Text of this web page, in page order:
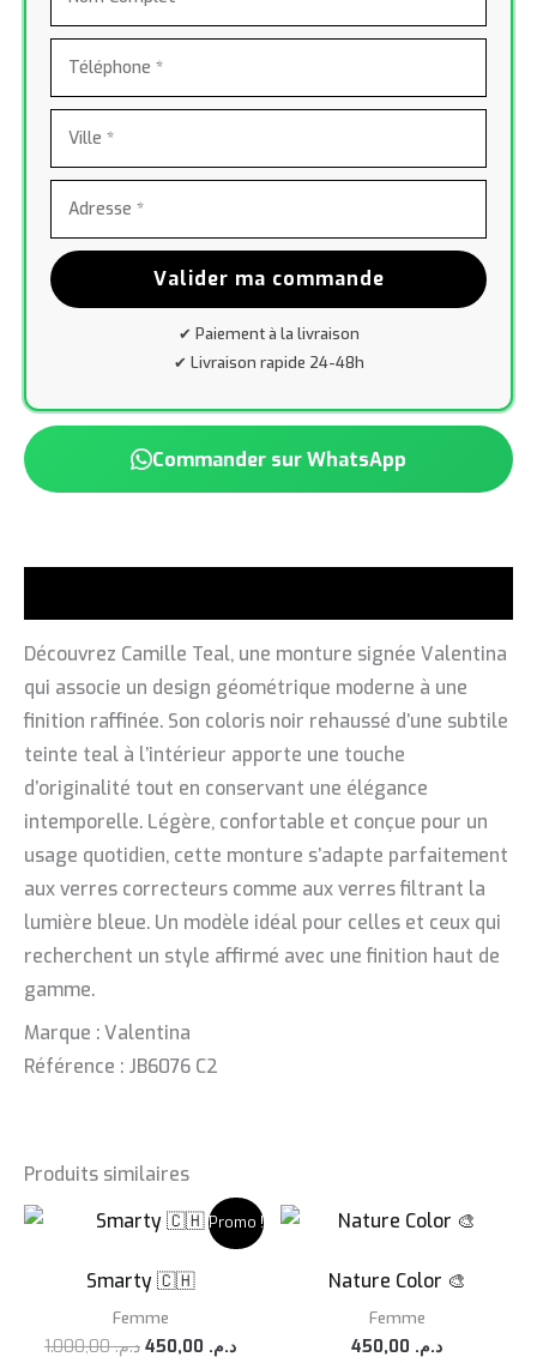
Valider ma commande
✔ Paiement à la livraison
✔ Livraison rapide 24-48h
Commander sur WhatsApp
Découvrez Camille Teal, une monture signée Valentina
qui associe un design géométrique moderne à une
finition raffinée. Son coloris noir rehaussé d’une subtile
teinte teal à l’intérieur apporte une touche
d’originalité tout en conservant une élégance
intemporelle. Légère, confortable et conçue pour un
usage quotidien, cette monture s’adapte parfaitement
aux verres correcteurs comme aux verres filtrant la
lumière bleue. Un modèle idéal pour celles et ceux qui
recherchent un style affirmé avec une finition haut de
gamme.
Marque : Valentina
Référence : JB6076 C2
Produits similaires
Promo !
Smarty 🇨🇭
Femme
د.م.1.000,00
Le
د.م.Le
Nature Color 🎨
Femme
د.م.